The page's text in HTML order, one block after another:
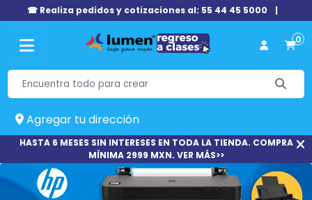
☎ Realiza pedidos y cotizaciones al: 55 44 45 5000 |
0
Agregar tu dirección
HASTA 6 MESES SIN INTERESES EN TODA LA TIENDA. COMPRA
MÍNIMA 2999 MXN. VER MÁS>>